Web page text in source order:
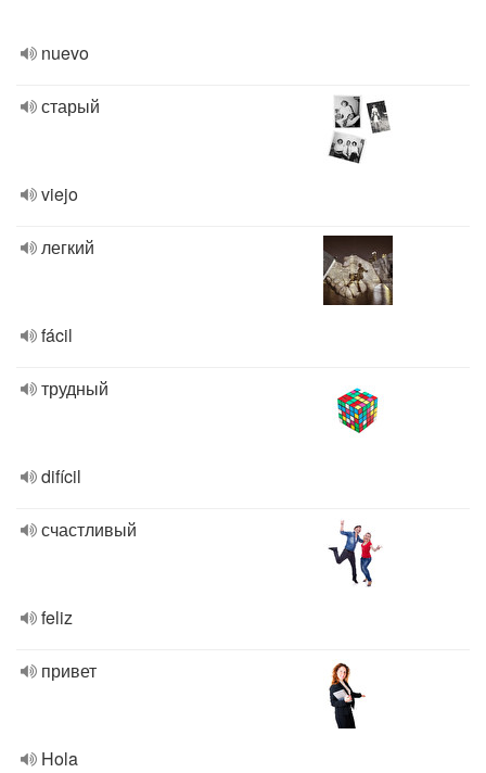
nuevo
старый
viejo
легкий
fácil
трудный
difícil
счастливый
feliz
привет
Hola